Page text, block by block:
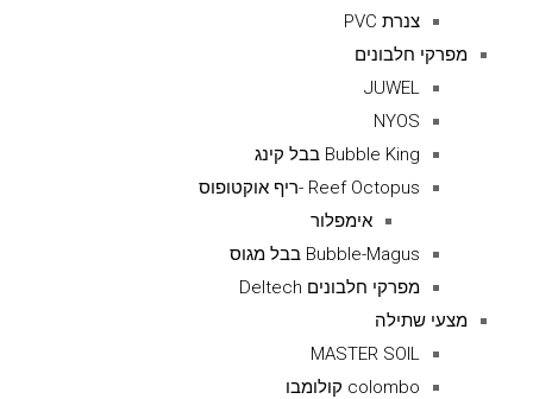
צנרת PVC
מפרקי חלבונים
JUWEL
NYOS
Bubble King בבל קינג
Reef Octopus -ריף אוקטופוס
אימפלור
Bubble-Magus בבל מגוס
מפרקי חלבונים Deltech
מצעי שתילה
MASTER SOIL
colombo קולומבו